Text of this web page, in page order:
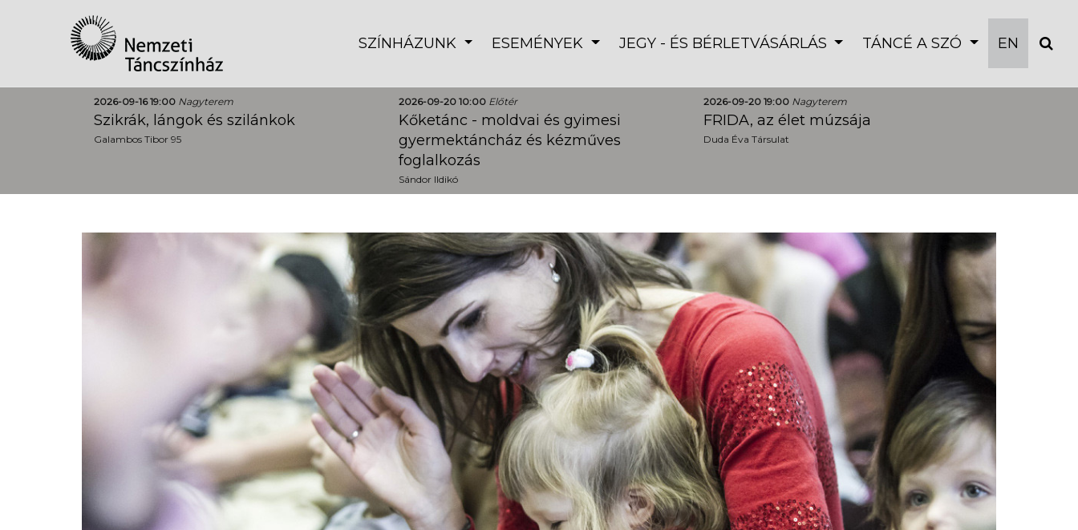
SZÍNHÁZUNK ESEMÉNYEK JEGY - ÉS BÉRLETVÁSÁRLÁS TÁNCÉ A SZÓ EN
2026-09-16 19:00 Nagyterem
Szikrák, lángok és szilánkok
Galambos Tibor 95
2026-09-20 10:00 Előtér
Kőketánc - moldvai és gyimesi
gyermektáncház és kézműves
foglalkozás
Sándor Ildikó
2026-09-20 19:00 Nagyterem
FRIDA, az élet múzsája
Duda Éva Társulat